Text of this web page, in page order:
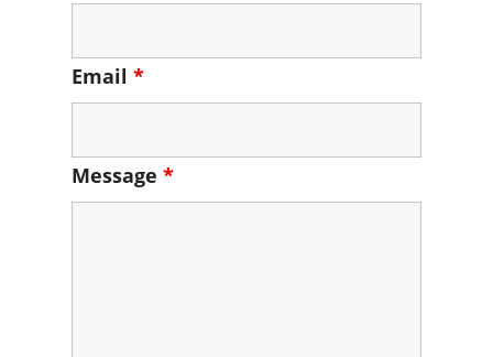
Email *
Message *